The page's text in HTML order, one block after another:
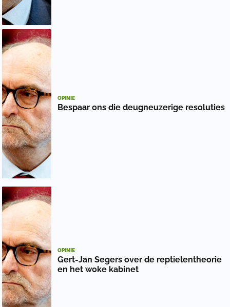
OPINIE
Bespaar ons die deugneuzerige resoluties
OPINIE
Gert-Jan Segers over de reptielentheorie
en het woke kabinet